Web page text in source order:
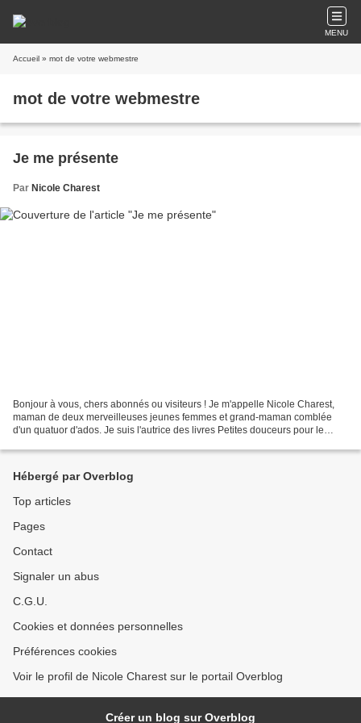
MENU
Accueil » mot de votre webmestre
mot de votre webmestre
Je me présente
Par Nicole Charest
Bonjour à vous, chers abonnés ou visiteurs ! Je m'appelle Nicole Charest,
maman de deux merveilleuses jeunes femmes et grand-maman comblée
d'un quatuor d'ados. Je suis l'autrice des livres Petites douceurs pour le
Hébergé par Overblog
Top articles
Pages
Contact
Signaler un abus
C.G.U.
Cookies et données personnelles
Préférences cookies
Voir le profil de Nicole Charest sur le portail Overblog
Créer un blog sur Overblog